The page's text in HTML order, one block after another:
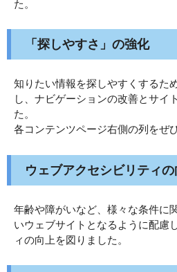
た。
「探しやすさ」の強化
知りたい情報を探しやすくするた
し、ナビゲーションの改善とサイ
た。
各コンテンツページ右側の列をぜ
ウェブアクセシビリティの
年齢や障がいなど、様々な条件に
いウェブサイトとなるように配慮
ィの向上を図りました。